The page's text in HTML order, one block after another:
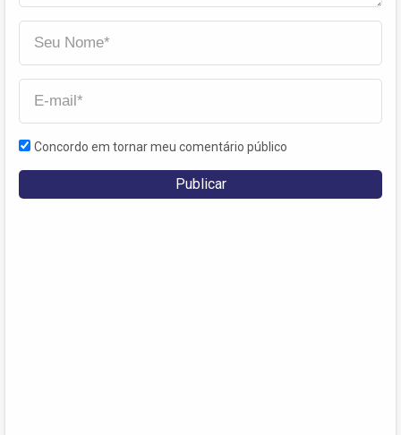
Concordo em tornar meu comentário público